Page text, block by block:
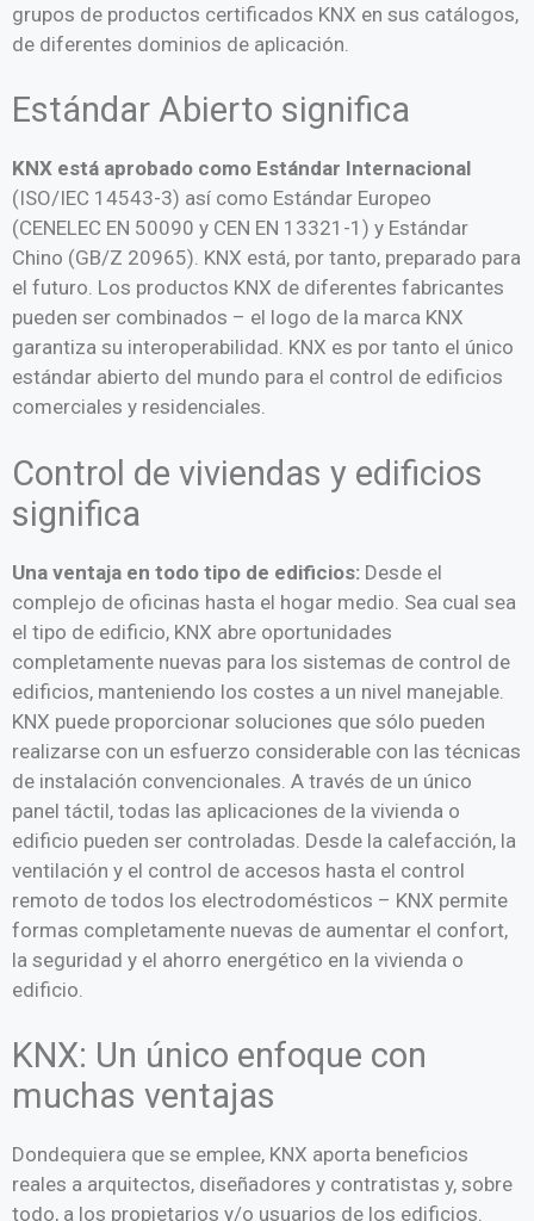
grupos de productos certificados KNX en sus catálogos,
de diferentes dominios de aplicación.
Estándar Abierto significa
KNX está aprobado como Estándar Internacional
(ISO/IEC 14543-3) así como Estándar Europeo
(CENELEC EN 50090 y CEN EN 13321-1) y Estándar
Chino (GB/Z 20965). KNX está, por tanto, preparado para
el futuro. Los productos KNX de diferentes fabricantes
pueden ser combinados – el logo de la marca KNX
garantiza su interoperabilidad. KNX es por tanto el único
estándar abierto del mundo para el control de edificios
comerciales y residenciales.
Control de viviendas y edificios
significa
Una ventaja en todo tipo de edificios: Desde el
complejo de oficinas hasta el hogar medio. Sea cual sea
el tipo de edificio, KNX abre oportunidades
completamente nuevas para los sistemas de control de
edificios, manteniendo los costes a un nivel manejable.
KNX puede proporcionar soluciones que sólo pueden
realizarse con un esfuerzo considerable con las técnicas
de instalación convencionales. A través de un único
panel táctil, todas las aplicaciones de la vivienda o
edificio pueden ser controladas. Desde la calefacción, la
ventilación y el control de accesos hasta el control
remoto de todos los electrodomésticos – KNX permite
formas completamente nuevas de aumentar el confort,
la seguridad y el ahorro energético en la vivienda o
edificio.
KNX: Un único enfoque con
muchas ventajas
Dondequiera que se emplee, KNX aporta beneficios
reales a arquitectos, diseñadores y contratistas y, sobre
todo, a los propietarios y/o usuarios de los edificios.